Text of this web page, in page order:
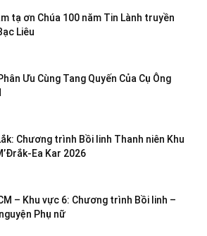
tạ ơn Chúa 100 năm Tin Lành truyền
Liêu
Ưu Cùng Tang Quyến Của Cụ Ông
Chương trình Bồi linh Thanh niên Khu
Ea Kar 2026
– Khu vực 6: Chương trình Bồi linh –
Phụ nữ